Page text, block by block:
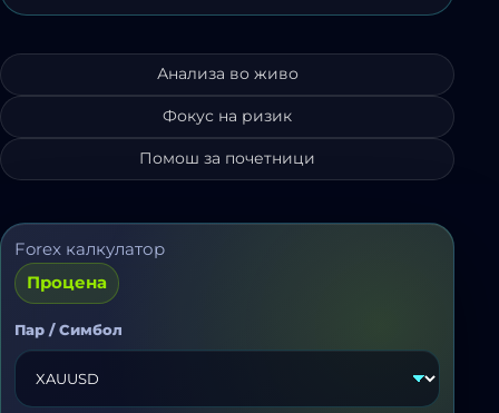
Анализа во живо
Фокус на ризик
Помош за почетници
Forex калкулатор
Процена
Пар / Симбол